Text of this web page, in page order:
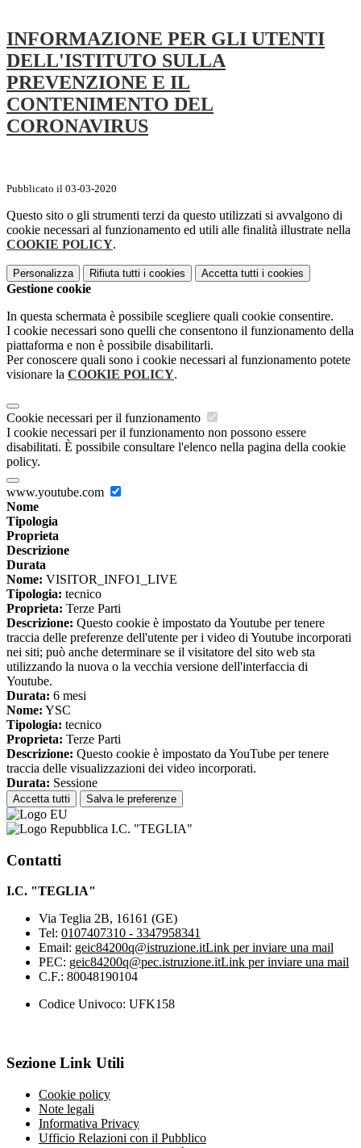
INFORMAZIONE PER GLI UTENTI
DELL'ISTITUTO SULLA
PREVENZIONE E IL
CONTENIMENTO DEL
CORONAVIRUS
Pubblicato il 03-03-2020
Questo sito o gli strumenti terzi da questo utilizzati si avvalgono di
cookie necessari al funzionamento ed utili alle finalità illustrate nella
COOKIE POLICY.
Personalizza Rifiuta tutti i cookies Accetta tutti i cookies
Gestione cookie
In questa schermata è possibile scegliere quali cookie consentire.
I cookie necessari sono quelli che consentono il funzionamento della
piattaforma e non è possibile disabilitarli.
Per conoscere quali sono i cookie necessari al funzionamento potete
visionare la COOKIE POLICY.
Cookie necessari per il funzionamento
I cookie necessari per il funzionamento non possono essere
disabilitati. È possibile consultare l'elenco nella pagina della cookie
policy.
www.youtube.com
Nome
Tipologia
Proprieta
Descrizione
Durata
Nome: VISITOR_INFO1_LIVE
Tipologia: tecnico
Proprieta: Terze Parti
Descrizione: Questo cookie è impostato da Youtube per tenere
traccia delle preferenze dell'utente per i video di Youtube incorporati
nei siti; può anche determinare se il visitatore del sito web sta
utilizzando la nuova o la vecchia versione dell'interfaccia di
Youtube.
Durata: 6 mesi
Nome: YSC
Tipologia: tecnico
Proprieta: Terze Parti
Descrizione: Questo cookie è impostato da YouTube per tenere
traccia delle visualizzazioni dei video incorporati.
Durata: Sessione
Accetta tutti Salva le preferenze
I.C. "TEGLIA"
Contatti
I.C. "TEGLIA"
Via Teglia 2B, 16161 (GE)
Tel: 0107407310 - 3347958341
Email: geic84200q@istruzione.itLink per inviare una mail
PEC: geic84200q@pec.istruzione.itLink per inviare una mail
C.F.: 80048190104
Codice Univoco: UFK158
Sezione Link Utili
Cookie policy
Note legali
Informativa Privacy
Ufficio Relazioni con il Pubblico